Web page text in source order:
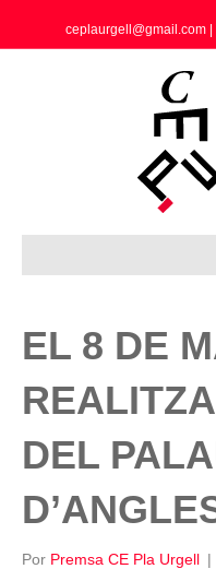
ceplaurgell@gmail.com
EL 8 DE
DEL
Por Premsa CE Pla Urgell |